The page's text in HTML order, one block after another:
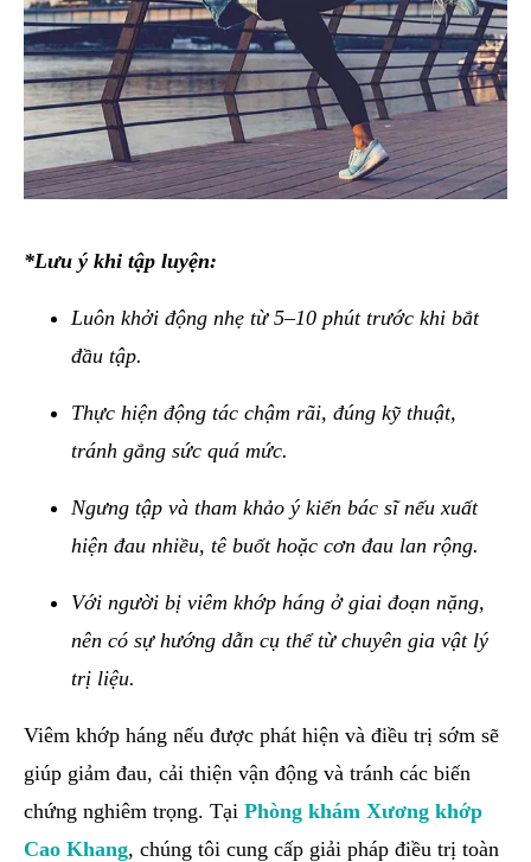
*Lưu ý khi tập luyện:
Luôn khởi động nhẹ từ 5–10 phút trước khi bắt
đầu tập.
Thực hiện động tác chậm rãi, đúng kỹ thuật,
tránh gắng sức quá mức.
Ngưng tập và tham khảo ý kiến bác sĩ nếu xuất
hiện đau nhiều, tê buốt hoặc cơn đau lan rộng.
Với người bị viêm khớp háng ở giai đoạn nặng,
nên có sự hướng dẫn cụ thể từ chuyên gia vật lý
trị liệu.
Viêm khớp háng nếu được phát hiện và điều trị sớm sẽ
giúp giảm đau, cải thiện vận động và tránh các biến
chứng nghiêm trọng. Tại Phòng khám Xương khớp
Cao Khang, chúng tôi cung cấp giải pháp điều trị toàn